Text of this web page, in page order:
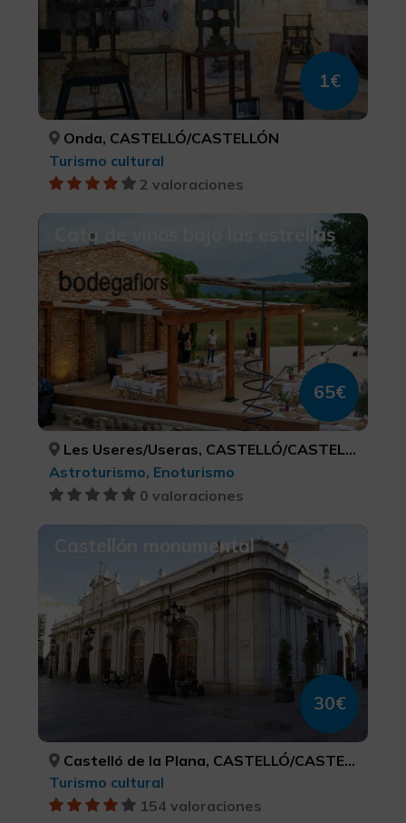
1€
Onda, CASTELLÓ/CASTELLÓN
Turismo cultural
2 valoraciones
Cata de vinos bajo las estrellas
65€
Les Useres/Useras, CASTELLÓ/CASTELLÓN
Astroturismo, Enoturismo
0 valoraciones
Castellón monumental
30€
Castelló de la Plana, CASTELLÓ/CASTELLÓN
Turismo cultural
154 valoraciones